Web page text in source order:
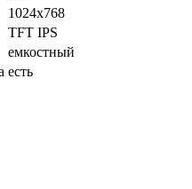
1024x768
TFT IPS
емкостный
есть